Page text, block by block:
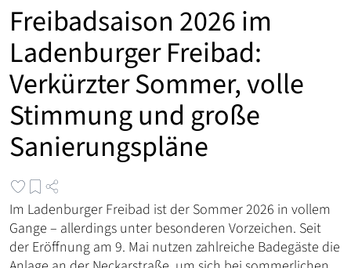
Freibadsaison 2026 im
Ladenburger Freibad:
Verkürzter Sommer, volle
Stimmung und große
Sanierungspläne
Im Ladenburger Freibad ist der Sommer 2026 in vollem
Gange – allerdings unter besonderen Vorzeichen. Seit
der Eröffnung am 9. Mai nutzen zahlreiche Badegäste die